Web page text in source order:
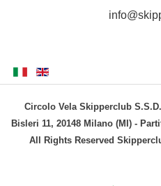
Circolo Vela Skipperclub
Bisleri 11, 20148 Milano (MI) -
All Rights Reserved